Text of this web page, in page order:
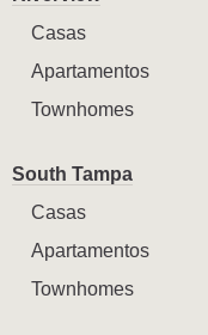
Casas
Apartamentos
Townhomes
South Tampa
Casas
Apartamentos
Townhomes